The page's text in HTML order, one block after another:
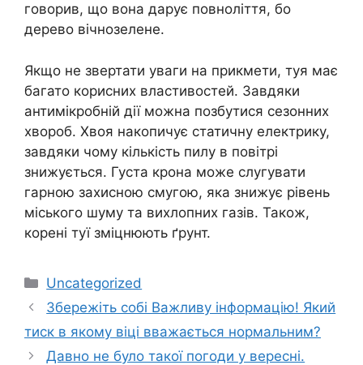
говорив, що вона дарує повноліття, бо
дерево вічнозелене.
Якщо не звертати уваги на прикмети, туя має
багато корисних властивостей. Завдяки
антимікробній дії можна позбутися сезонних
хвороб. Хвоя накопичує статичну електрику,
завдяки чому кількість пилу в повітрі
знижується. Густа крона може слугувати
гарною захисною смугою, яка знижує рівень
міського шуму та вихлопних газів. Також,
корені туї зміцнюють ґрунт.
Категорії
Uncategorized
Збережіть собі Важливу інформацію! Який
тиск в якому віці вважається нормальним?
Давно не було такої погоди у вересні.